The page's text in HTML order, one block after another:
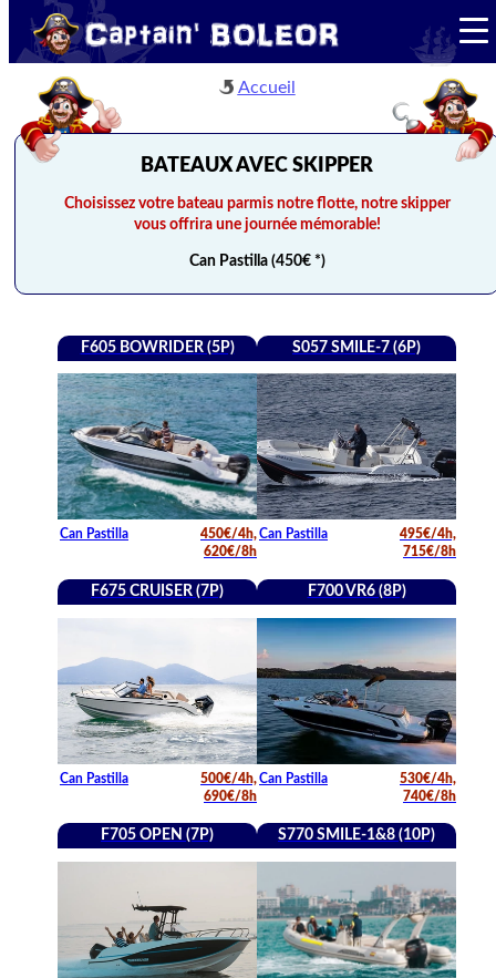
Accueil
BATEAUX AVEC SKIPPER
Choisissez votre bateau parmis notre flotte, notre skipper
vous offrira une journée mémorable!
Can Pastilla (450€ *)
F605 BOWRIDER (5P)
Can Pastilla
450€/4h,
620€/8h
S057 SMILE-7 (6P)
Can Pastilla
495€/4h,
715€/8h
F675 CRUISER (7P)
Can Pastilla
500€/4h,
690€/8h
F700 VR6 (8P)
Can Pastilla
530€/4h,
740€/8h
F705 OPEN (7P) S770 SMILE-1&8 (10P)